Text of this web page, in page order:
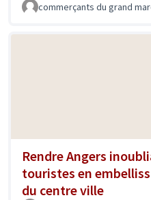
commerçants du grand
Rendre Angers
touristes en
du centre ville